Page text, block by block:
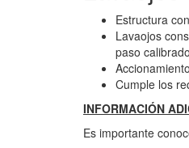
Estructura
Lavaojos
paso
Cumple los
INFORMACIÓN
Es importante